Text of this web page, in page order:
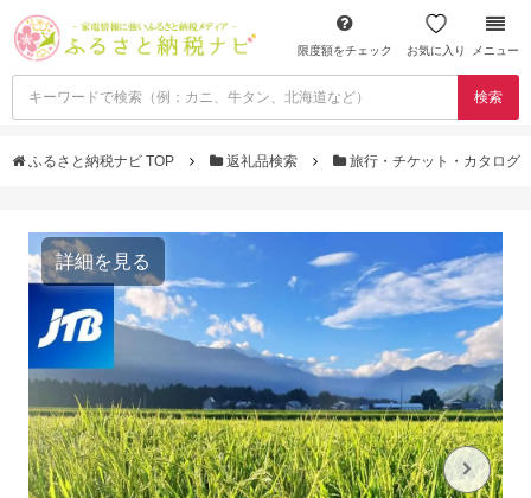
限度額をチェック お気に入り メニュー
検索
ふるさと納税ナビ TOP 返礼品検索 旅行・チケット・カタログ
詳細を見る